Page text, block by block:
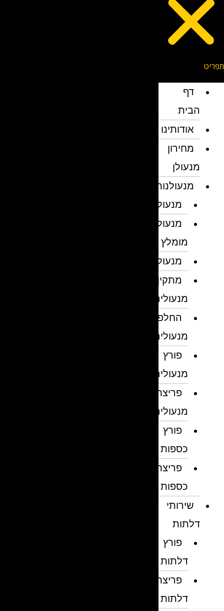
דף
הבית
אודותינו
מחירון
מנעולן
מנעולנות
מנעולן
מנעולן
מומלץ
מנעולנים
מתקין
מנעולים
החלפת
מנעולים
פורץ
מנעולים
פריצת
מנעולים
פורץ
כספות
פריצת
כספות
שירותי
דלתות
פורץ
דלתות
פריצת
דלתות